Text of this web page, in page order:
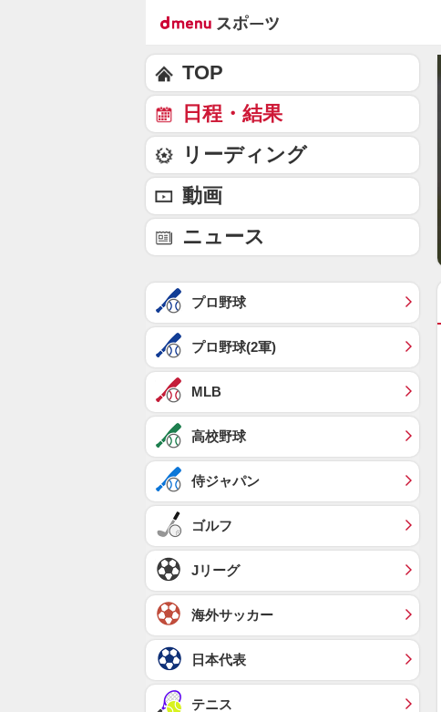
TOP
日程・結果
リーディング
動画
ニュース
プロ野球
プロ野球(2軍)
MLB
高校野球
侍ジャパン
ゴルフ
Jリーグ
海外サッカー
日本代表
テニス